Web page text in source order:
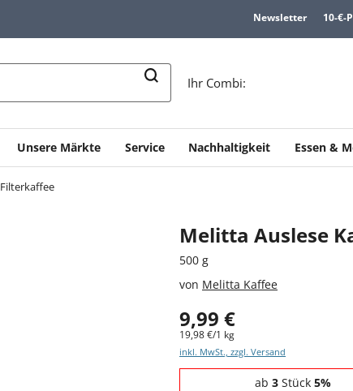
Newsletter 10-€-
Ihr Combi:
Unsere Märkte Service Nachhaltigkeit Essen &
Filterkaffee
Melitta Auslese
500 g
von Melitta Kaffee
9,99 €
19,98 €/1 kg
inkl. MwSt., zzgl. Versand
Staffelpreise - Mengenrabatt
ab 3 Stück 5%